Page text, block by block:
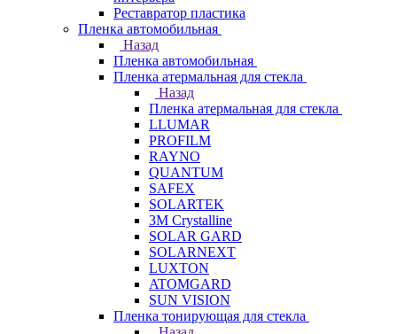
Реставратор пластика
Пленка автомобильная
Назад
Пленка автомобильная
Пленка атермальная для стекла
Назад
Пленка атермальная для стекла
LLUMAR
PROFILM
RAYNO
QUANTUM
SAFEX
SOLARTEK
3M Crystalline
SOLAR GARD
SOLARNEXT
LUXTON
ATOMGARD
SUN VISION
Пленка тонирующая для стекла